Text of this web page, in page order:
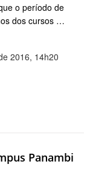
o período de
dos cursos …
2016, 14h20
Panambi